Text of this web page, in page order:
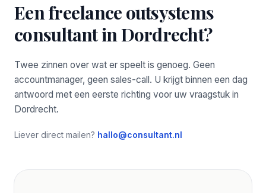
Een freelance outsystems
consultant in Dordrecht?
Twee zinnen over wat er speelt is genoeg. Geen
accountmanager, geen sales-call. U krijgt binnen een dag
antwoord met een eerste richting voor uw vraagstuk in
Dordrecht.
Liever direct mailen? hallo@consultant.nl